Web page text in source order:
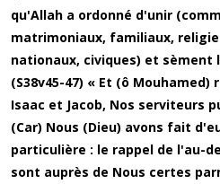
qu'Allah a ordonné d'unir
matrimoniaux, familiaux,
nationaux, civiques) et
(S38v45-47) « Et (ô
Isaac et Jacob, Nos serviteurs
(Car) Nous (Dieu) avons fait
particulière : le rappel de l'au-
sont auprès de Nous certes